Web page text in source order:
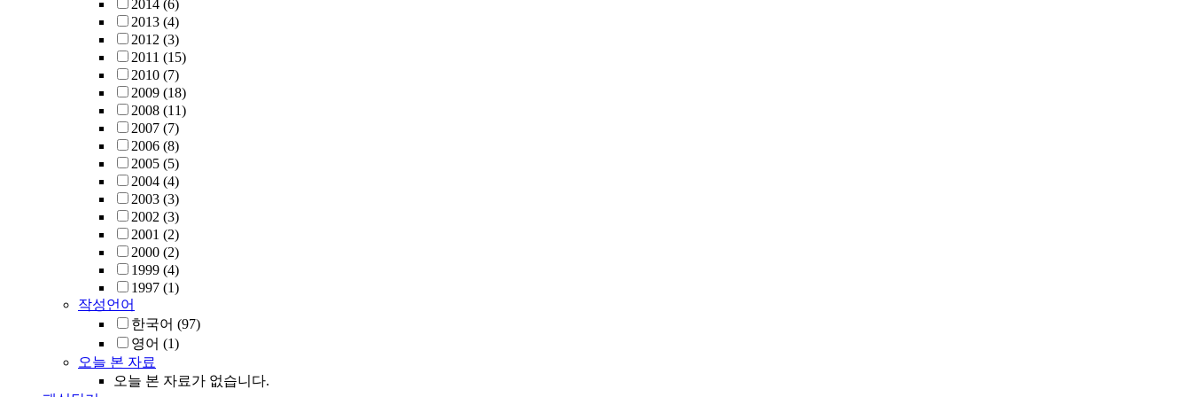
2014 (6)
2013 (4)
2012 (3)
2011 (15)
2010 (7)
2009 (18)
2008 (11)
2007 (7)
2006 (8)
2005 (5)
2004 (4)
2003 (3)
2002 (3)
2001 (2)
2000 (2)
1999 (4)
1997 (1)
작성언어
한국어 (97)
영어 (1)
오늘 본 자료
오늘 본 자료가 없습니다.